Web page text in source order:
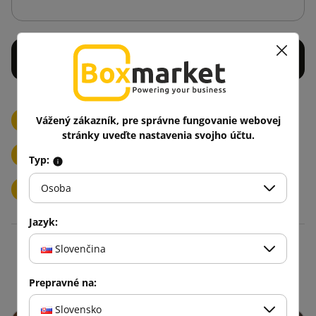
Potlačené papierové lepiace pásky/LOGO
Potlačené fóliové lepiace pásky/LOGO
3 Farby
Blog
Vážený zákazník, pre správne fungovanie webovej
stránky uveďte nastavenia svojho účtu.
Typ:
Osoba
Jazyk:
Slovenčina
Prepravné na:
Slovensko